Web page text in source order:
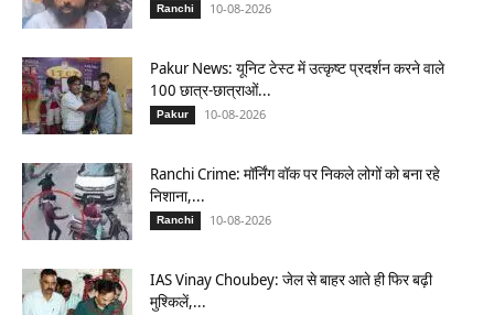
Ranchi 10-08-2026
Pakur News: यूनिट टेस्ट में उत्कृष्ट प्रदर्शन करने वाले
100 छात्र-छात्राओं...
Pakur 10-08-2026
Ranchi Crime: मॉर्निंग वॉक पर निकले लोगों को बना रहे
निशाना,...
Ranchi 10-08-2026
IAS Vinay Choubey: जेल से बाहर आते ही फिर बढ़ी
मुश्किलें,...